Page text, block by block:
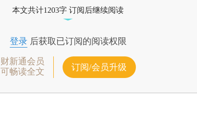
本文共计1203字 订阅后继续阅读
登录后获取已订阅的阅读权限
财新通会员
可畅读全文
订阅/会员升级